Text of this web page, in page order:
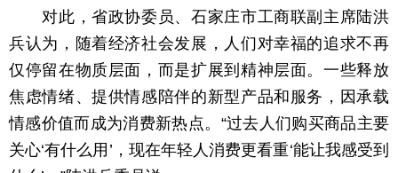
对此，省政协委员、石家庄市工商联副主席陆洪
兵认为，随着经济社会发展，人们对幸福的追求不再
仅停留在物质层面，而是扩展到精神层面。一些释放
焦虑情绪、提供情感陪伴的新型产品和服务，因承载
情感价值而成为消费新热点。“过去人们购买商品主要
关心‘有什么用’，现在年轻人消费更看重‘能让我感受到